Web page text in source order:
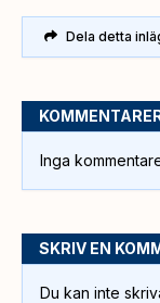
Dela detta
Inga
SKRIV EN
Du kan inte